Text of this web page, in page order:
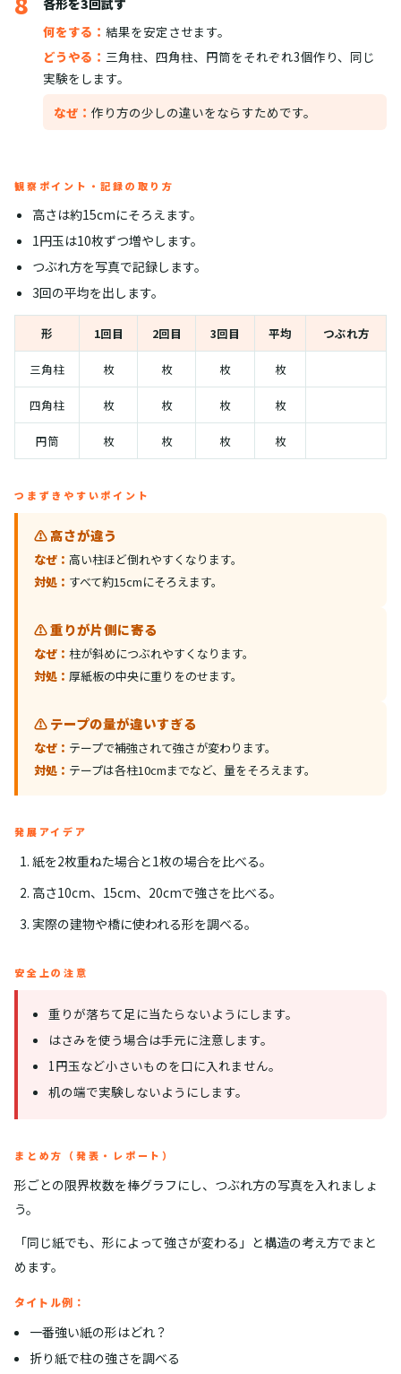
各形を3回試す
何をする： 結果を安定させます。
どうやる： 三角柱、四角柱、円筒をそれぞれ3個作り、同じ
実験をします。
なぜ： 作り方の少しの違いをならすためです。
観察ポイント・記録の取り方
高さは約15cmにそろえます。
1円玉は10枚ずつ増やします。
つぶれ方を写真で記録します。
3回の平均を出します。
形 1回目 2回目 3回目 平均 つぶれ方
三角柱 枚 枚 枚 枚
四角柱 枚 枚 枚 枚
円筒 枚 枚 枚 枚
つまずきやすいポイント
⚠️ 高さが違う
なぜ： 高い柱ほど倒れやすくなります。
対処： すべて約15cmにそろえます。
⚠️ 重りが片側に寄る
なぜ： 柱が斜めにつぶれやすくなります。
対処： 厚紙板の中央に重りをのせます。
⚠️ テープの量が違いすぎる
なぜ： テープで補強されて強さが変わります。
対処： テープは各柱10cmまでなど、量をそろえます。
発展アイデア
紙を2枚重ねた場合と1枚の場合を比べる。
高さ10cm、15cm、20cmで強さを比べる。
実際の建物や橋に使われる形を調べる。
安全上の注意
重りが落ちて足に当たらないようにします。
はさみを使う場合は手元に注意します。
1円玉など小さいものを口に入れません。
机の端で実験しないようにします。
まとめ方（発表・レポート）
形ごとの限界枚数を棒グラフにし、つぶれ方の写真を入れましょ
う。
「同じ紙でも、形によって強さが変わる」と構造の考え方でまと
めます。
タイトル例：
一番強い紙の形はどれ？
折り紙で柱の強さを調べる